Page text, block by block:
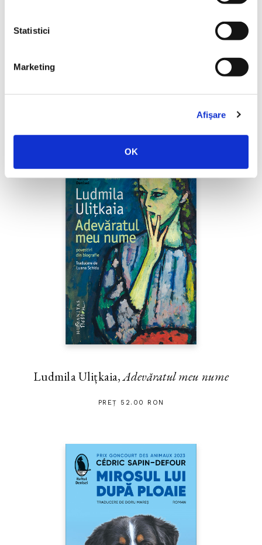
Statistici
Marketing
Afişare
OK
Shiva Rahbaran, Numele meu e Nevinovăție
Ludmila Ulițkaia,Adevăratul meu nume
PREȚ 52.00 RON